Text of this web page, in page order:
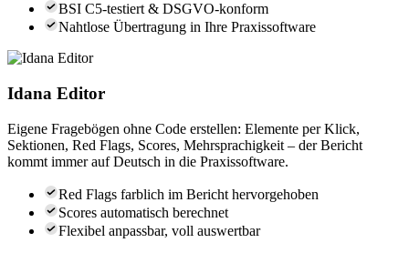
BSI C5-testiert & DSGVO-konform
Nahtlose Übertragung in Ihre Praxissoftware
Idana Editor
Eigene Fragebögen ohne Code erstellen: Elemente per Klick,
Sektionen, Red Flags, Scores, Mehrsprachigkeit – der Bericht
kommt immer auf Deutsch in die Praxissoftware.
Red Flags farblich im Bericht hervorgehoben
Scores automatisch berechnet
Flexibel anpassbar, voll auswertbar